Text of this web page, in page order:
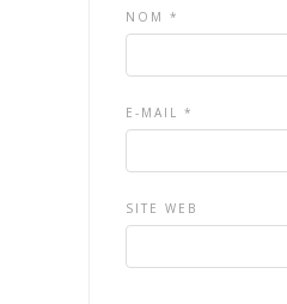
NOM *
E-MAIL *
SITE WEB